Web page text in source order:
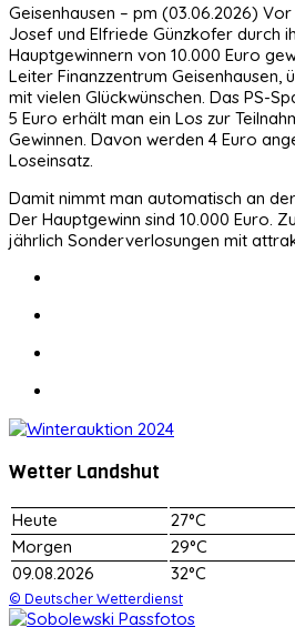
Geisenhausen – pm (03.06.2026)
Josef und Elfriede Günzkofer durch
Hauptgewinnern von 10.000 Euro
Leiter Finanzzentrum Geisenhausen,
mit vielen Glückwünschen. Das PS-
5 Euro erhält man ein Los zur
Gewinnen. Davon werden 4 Euro
Loseinsatz.
Damit nimmt man automatisch an
Der Hauptgewinn sind 10.000 Euro.
jährlich Sonderverlosungen mit
Wetter Landshut
Heute
27°C
Morgen
29°C
09.08.2026
32°C
© Deutscher Wetterdienst